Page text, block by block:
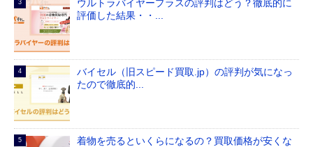
ウルトラバイヤープラスの評判はどう？徹底的に
評価した結果・・...
バイセル（旧スピード買取.jp）の評判が気になっ
たので徹底的...
着物を売るといくらになるの？買取価格が安くな